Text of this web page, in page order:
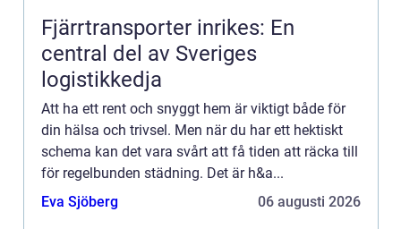
Fjärrtransporter inrikes: En
central del av Sveriges
logistikkedja
Att ha ett rent och snyggt hem är viktigt både för
din hälsa och trivsel. Men när du har ett hektiskt
schema kan det vara svårt att få tiden att räcka till
för regelbunden städning. Det är h&a...
Eva Sjöberg
06 augusti 2026